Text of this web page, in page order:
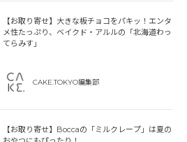
【お取り寄せ】大きな板チョコをパキッ！エンタ
メ性たっぷり、ベイクド・アルルの「北海道わっ
てらみす」
CAKE.TOKYO編集部
【お取り寄せ】Boccaの「ミルクレープ」は夏の